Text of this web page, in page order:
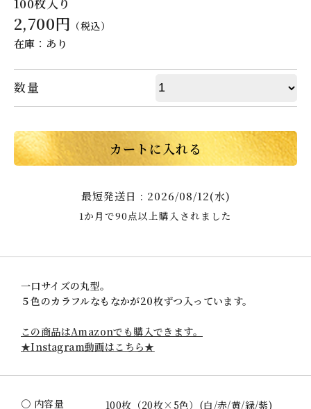
2,700円 （税込）
在庫：あり
数量
カートに入れる
最短発送日 : 2026/08/12(水)
1か月で90点以上購入されました
一口サイズの丸型。
５色のカラフルなもなかが20枚ずつ入っています。
この商品はAmazonでも購入できます。
★Instagram動画はこちら★
〇 内容量
100枚（20枚×5色）(白/赤/黄/緑/紫)